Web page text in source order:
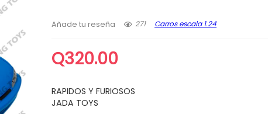
Añade tu reseña 271 Carros escala 1.24
Q320.00
RAPIDOS Y FURIOSOS
JADA TOYS